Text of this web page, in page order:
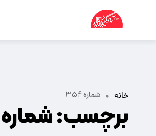
خانه شماره ۳۵۴
برچسب:شماره ۳۵۴